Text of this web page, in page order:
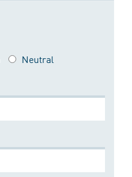
Neutral